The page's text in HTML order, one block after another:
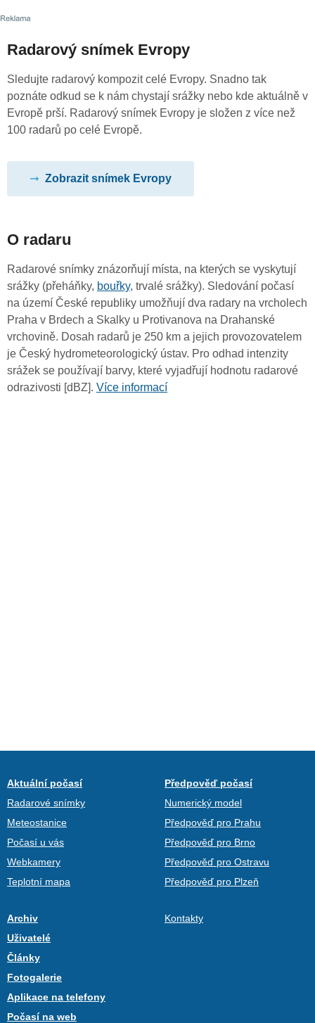
Radarový snímek Evropy
Sledujte radarový kompozit celé Evropy. Snadno tak
poznáte odkud se k nám chystají srážky nebo kde aktuálně v
Evropě prší. Radarový snímek Evropy je složen z více než
100 radarů po celé Evropě.
Zobrazit snímek Evropy
O radaru
Radarové snímky znázorňují místa, na kterých se vyskytují
srážky (přeháňky, bouřky, trvalé srážky). Sledování počasí
na území České republiky umožňují dva radary na vrcholech
Praha v Brdech a Skalky u Protivanova na Drahanské
vrchovině. Dosah radarů je 250 km a jejich provozovatelem
je Český hydrometeorologický ústav. Pro odhad intenzity
srážek se používají barvy, které vyjadřují hodnotu radarové
odrazivosti [dBZ]. Více informací
Aktuální počasí
Radarové snímky
Meteostanice
Počasí u vás
Webkamery
Teplotní mapa
Předpověď počasí
Numerický model
Předpověď pro Prahu
Předpověď pro Brno
Předpověď pro Ostravu
Předpověď pro Plzeň
Archiv
Uživatelé
Články
Fotogalerie
Aplikace na telefony
Počasí na web
Kontakty